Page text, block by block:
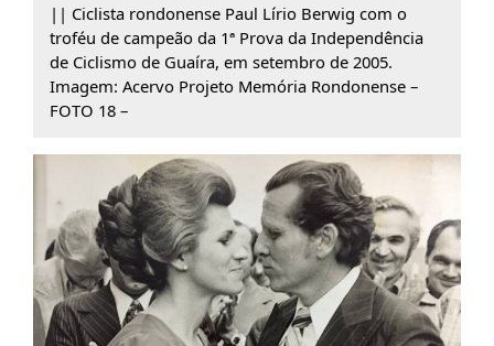
|| Ciclista rondonense Paul Lírio Berwig com o
troféu de campeão da 1ª Prova da Independência
de Ciclismo de Guaíra, em setembro de 2005.
Imagem: Acervo Projeto Memória Rondonense –
FOTO 18 –